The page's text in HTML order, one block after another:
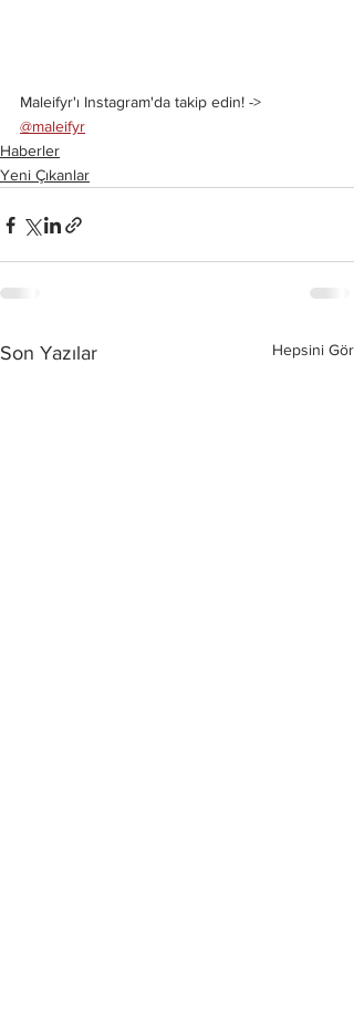
Maleifyr'ı Instagram'da takip edin! ->
@maleifyr
Haberler
Yeni Çıkanlar
Son Yazılar Hepsini Gör